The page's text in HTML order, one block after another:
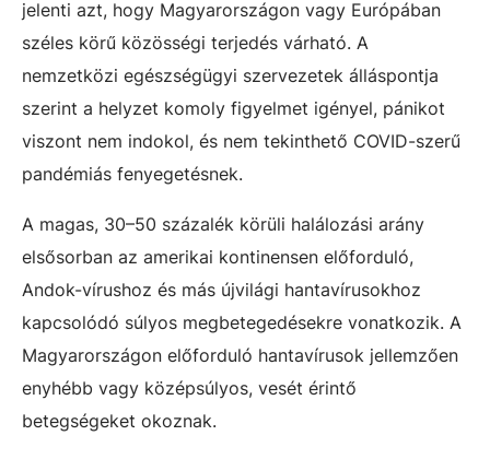
jelenti azt, hogy Magyarországon vagy Európában
széles körű közösségi terjedés várható. A
nemzetközi egészségügyi szervezetek álláspontja
szerint a helyzet komoly figyelmet igényel, pánikot
viszont nem indokol, és nem tekinthető COVID-szerű
pandémiás fenyegetésnek.
A magas, 30–50 százalék körüli halálozási arány
elsősorban az amerikai kontinensen előforduló,
Andok-vírushoz és más újvilági hantavírusokhoz
kapcsolódó súlyos megbetegedésekre vonatkozik. A
Magyarországon előforduló hantavírusok jellemzően
enyhébb vagy középsúlyos, vesét érintő
betegségeket okoznak.